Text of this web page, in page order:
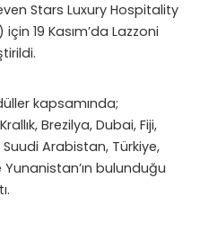
Stars Luxury Hospitality
19 Kasım’da Lazzoni
kapsamında;
Brezilya, Dubai, Fiji,
Arabistan, Türkiye,
bulunduğu